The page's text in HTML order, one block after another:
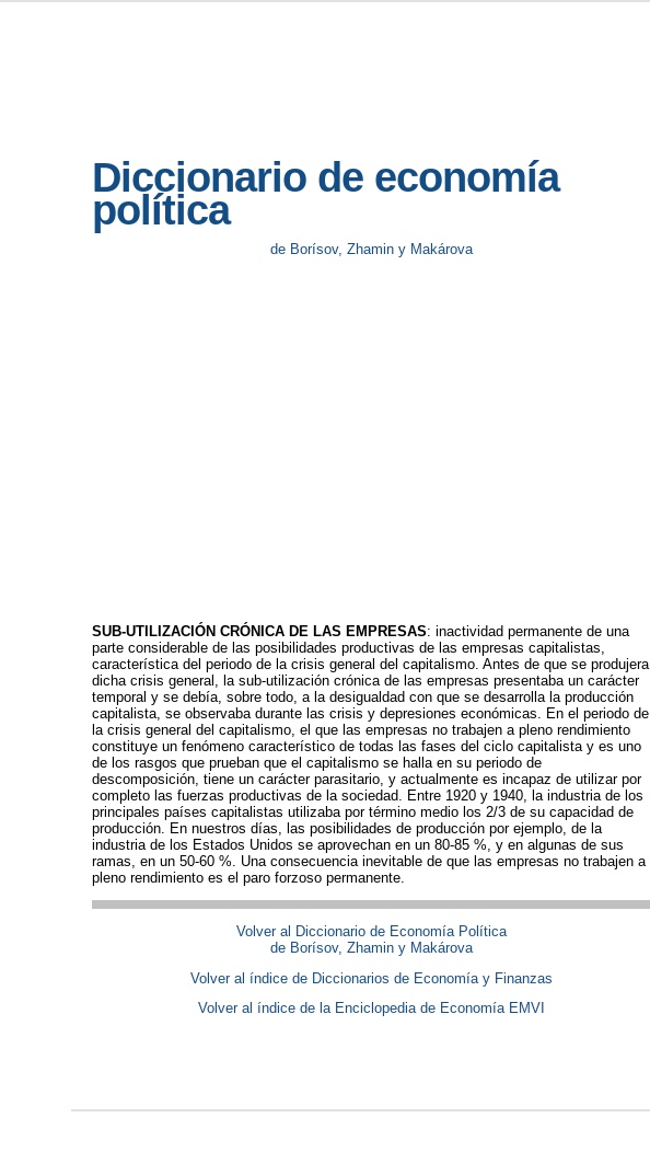
Diccionario de economía
política
de Borísov, Zhamin y Makárova
SUB-UTILIZACIÓN CRÓNICA DE LAS EMPRESAS: inactividad permanente de una
parte considerable de las posibilidades productivas de las empresas capitalistas,
característica del periodo de la crisis general del capitalismo. Antes de que se produjera
dicha crisis general, la sub-utilización crónica de las empresas presentaba un carácter
temporal y se debía, sobre todo, a la desigualdad con que se desarrolla la producción
capitalista, se observaba durante las crisis y depresiones económicas. En el periodo de
la crisis general del capitalismo, el que las empresas no trabajen a pleno rendimiento
constituye un fenómeno característico de todas las fases del ciclo capitalista y es uno
de los rasgos que prueban que el capitalismo se halla en su periodo de
descomposición, tiene un carácter parasitario, y actualmente es incapaz de utilizar por
completo las fuerzas productivas de la sociedad. Entre 1920 y 1940, la industria de los
principales países capitalistas utilizaba por término medio los 2/3 de su capacidad de
producción. En nuestros días, las posibilidades de producción por ejemplo, de la
industria de los Estados Unidos se aprovechan en un 80-85 %, y en algunas de sus
ramas, en un 50-60 %. Una consecuencia inevitable de que las empresas no trabajen a
pleno rendimiento es el paro forzoso permanente.
Volver al Diccionario de Economía Política
de Borísov, Zhamin y Makárova
Volver al índice de Diccionarios de Economía y Finanzas
Volver al índice de la Enciclopedia de Economía EMVI